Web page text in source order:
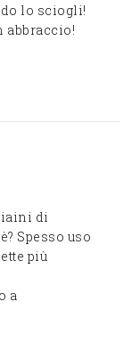
lo sciogli!
abbraccio!
di
Spesso uso
più
a